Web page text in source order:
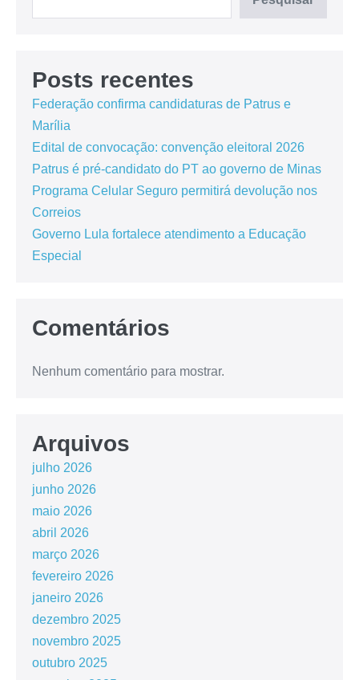
Posts recentes
Federação confirma candidaturas de Patrus e
Marília
Edital de convocação: convenção eleitoral 2026
Patrus é pré-candidato do PT ao governo de Minas
Programa Celular Seguro permitirá devolução nos
Correios
Governo Lula fortalece atendimento a Educação
Especial
Comentários
Nenhum comentário para mostrar.
Arquivos
julho 2026
junho 2026
maio 2026
abril 2026
março 2026
fevereiro 2026
janeiro 2026
dezembro 2025
novembro 2025
outubro 2025